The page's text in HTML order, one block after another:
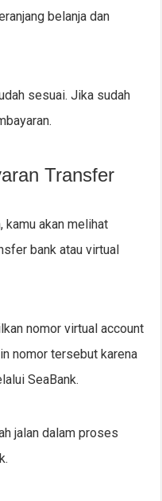
belanja dan
sesuai. Jika sudah
Transfer
kamu akan melihat
bank atau virtual
nomor virtual account
nomor tersebut karena
SeaBank.
jalan dalam proses